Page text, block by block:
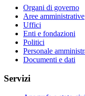
Organi di governo
Aree amministrative
Uffici
Enti e fondazioni
Politici
Personale
Documenti e dati
Servizi